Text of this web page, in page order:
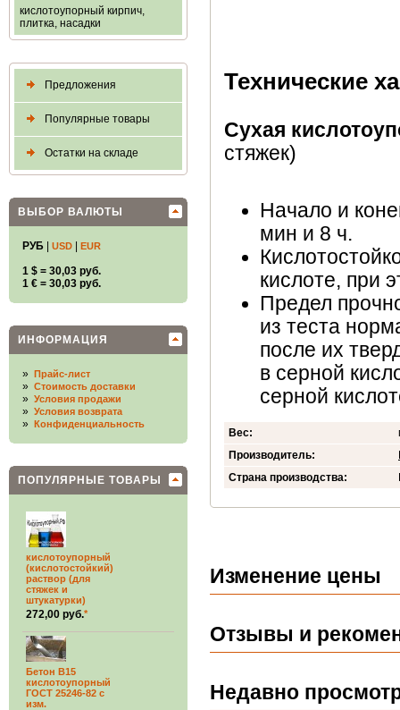
кислотоупорный кирпич,
плитка, насадки
Предложения
Популярные товары
Остатки на складе
ВЫБОР ВАЛЮТЫ
РУБ USD EUR
1 $ = 30,03 руб.
1 € = 30,03 руб.
ИНФОРМАЦИЯ
» Прайс-лист
» Стоимость доставки
» Условия продажи
» Условия возврата
» Конфиденциальность
ПОПУЛЯРНЫЕ ТОВАРЫ
кислотоупорный
(кислотостойкий)
раствор (для
стяжек и
штукатурки)
272,00 руб.*
Бетон В15
кислотоупорный
ГОСТ 25246-82 с
изм.
Технические
Сухая
стяжек)
Начало и
мин и 8 ч.
кислоте, при
Предел
из теста
после их
в серной
серной
Вес:
Производитель:
Страна производства:
Изменение цены
Отзывы и
Недавно